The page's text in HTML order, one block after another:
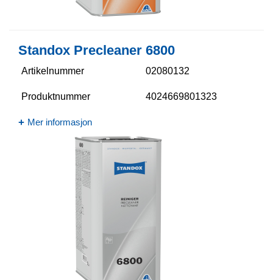
Standox Precleaner 6800​
Artikelnummer 02080132
Produktnummer 4024669801323
Mer informasjon